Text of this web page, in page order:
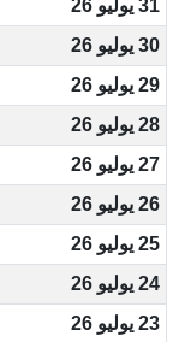
31 يوليو 26
30 يوليو 26
29 يوليو 26
28 يوليو 26
27 يوليو 26
26 يوليو 26
25 يوليو 26
24 يوليو 26
23 يوليو 26